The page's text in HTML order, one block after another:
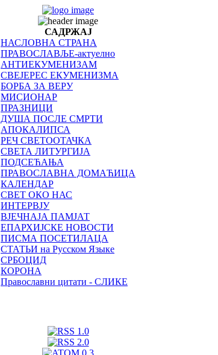
САДРЖАЈ
НАСЛОВНА СТРАНА
ПРАВОСЛАВЉЕ-актуелно
АНТИЕКУМЕНИЗАМ
СВЕЈЕРЕС ЕКУМЕНИЗМА
БОРБА ЗА ВЕРУ
МИСИОНАР
ПРАЗНИЦИ
ДУША ПОСЛЕ СМРТИ
АПОКАЛИПСА
РЕЧ СВЕТООТАЧКА
СВЕТА ЛИТУРГИЈА
ПОДСЕЋАЊА
ПРАВОСЛАВНА ДОМАЋИЦА
КАЛЕНДАР
СВЕТ ОКО НАС
ИНТЕРВЈУ
ВЈЕЧНАЈА ПАМЈАТ
ЕПАРХИЈСКЕ НОВОСТИ
ПИСМА ПОСЕТИЛАЦА
СТАТЬИ на Русском Языке
СРБОЦИД
КОРОНА
Православни цитати - СЛИКЕ